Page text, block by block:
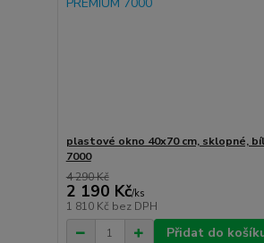
plastové okno 40x70 cm, sklopné,
7000
4 290 Kč
2 190 Kč/ks
1 810 Kč bez DPH
Přidat do